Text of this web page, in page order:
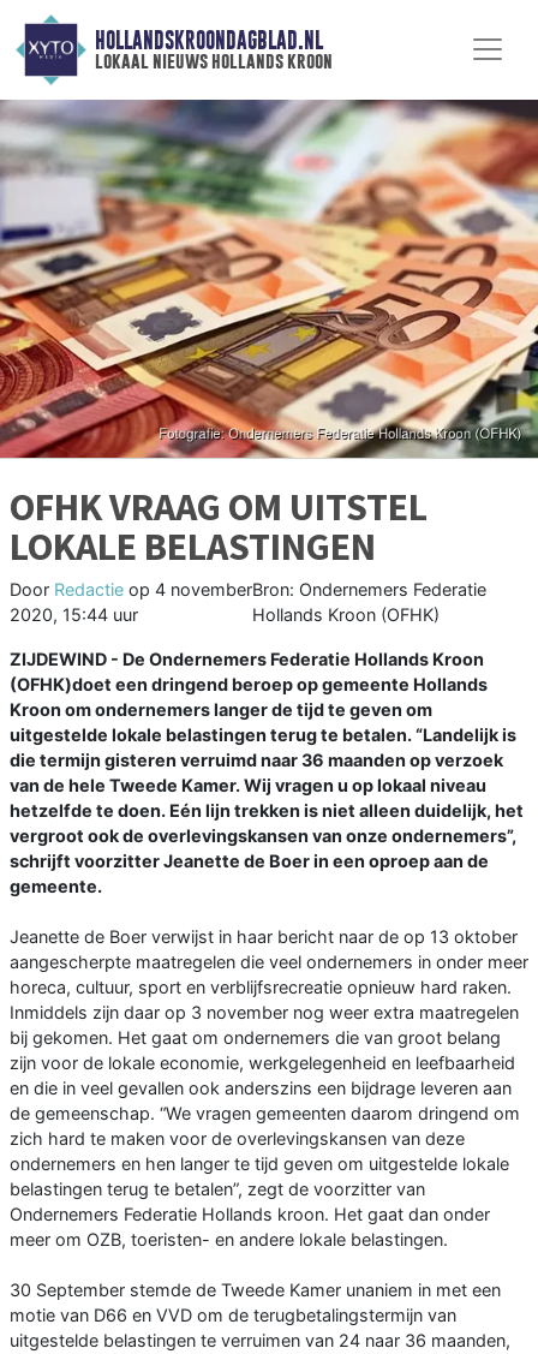
HOLLANDSKROONDAGBLAD.NL
lokaal nieuws hollands kroon
OFHK VRAAG OM UITSTEL
LOKALE BELASTINGEN
Door Redactie op 4 november
2020, 15:44 uur
Bron: Ondernemers Federatie
Hollands Kroon (OFHK)
ZIJDEWIND - De Ondernemers Federatie Hollands Kroon
(OFHK)doet een dringend beroep op gemeente Hollands
Kroon om ondernemers langer de tijd te geven om
uitgestelde lokale belastingen terug te betalen. “Landelijk is
die termijn gisteren verruimd naar 36 maanden op verzoek
van de hele Tweede Kamer. Wij vragen u op lokaal niveau
hetzelfde te doen. Eén lijn trekken is niet alleen duidelijk, het
vergroot ook de overlevingskansen van onze ondernemers”,
schrijft voorzitter Jeanette de Boer in een oproep aan de
gemeente.
Jeanette de Boer verwijst in haar bericht naar de op 13 oktober
aangescherpte maatregelen die veel ondernemers in onder meer
horeca, cultuur, sport en verblijfsrecreatie opnieuw hard raken.
Inmiddels zijn daar op 3 november nog weer extra maatregelen
bij gekomen. Het gaat om ondernemers die van groot belang
zijn voor de lokale economie, werkgelegenheid en leefbaarheid
en die in veel gevallen ook anderszins een bijdrage leveren aan
de gemeenschap. “We vragen gemeenten daarom dringend om
zich hard te maken voor de overlevingskansen van deze
ondernemers en hen langer te tijd geven om uitgestelde lokale
belastingen terug te betalen”, zegt de voorzitter van
Ondernemers Federatie Hollands kroon. Het gaat dan onder
meer om OZB, toeristen- en andere lokale belastingen.
30 September stemde de Tweede Kamer unaniem in met een
motie van D66 en VVD om de terugbetalingstermijn van
uitgestelde belastingen te verruimen van 24 naar 36 maanden,